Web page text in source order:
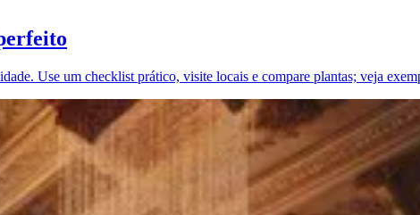
Use um checklist prático, visite locais e compare plantas; veja